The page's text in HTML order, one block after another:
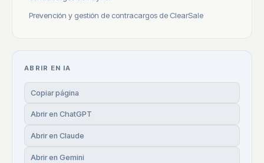
Prevención y gestión de contracargos de ClearSale
ABRIR EN IA
Copiar página
Abrir en ChatGPT
Abrir en Claude
Abrir en Gemini